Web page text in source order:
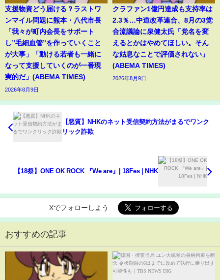
支援物資どう届ける？ラストワ
ンマイル問題に熊本・八代市長
「我々が町内会長をサポート
し”毛細血管”を作っていくこと
が大事」「動ける若者も一緒に
なって支援していくのが一番現
実的だ」(ABEMA TIMES)
2026年8月9日
クラファン1億円達成も支持率は
2.3％…中道改革連合、8月の3党
合流議論に泉健太氏「党名を変
えるとかはやめてほしい。そん
な姑息なことで評価されない」
(ABEMA TIMES)
2026年8月9日
【悪質】NHKのネット受信契約方法がまるでワンク
リック詐欺
【18祭】ONE OK ROCK 『We are』| 18Fes | NHK
Xでフォローしよう
おすすめの記事